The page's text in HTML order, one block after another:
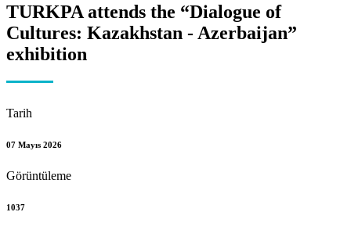
TURKPA attends the “Dialogue of
Cultures: Kazakhstan - Azerbaijan”
exhibition
Tarih
07 Mayıs 2026
Görüntüleme
1037